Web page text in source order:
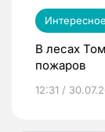
Интересное
В лесах
пожаров
12:31 /